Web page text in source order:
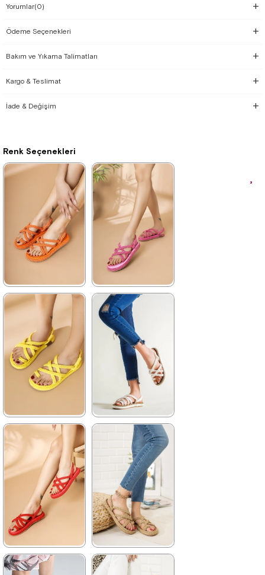
Yorumlar(0)
Ödeme Seçenekleri
Bakım ve Yıkama Talimatları
Kargo & Teslimat
İade & Değişim
Renk Seçenekleri
★ ★ ★
469,90 ₺
%16İndirim
★ ★ ★
559,99 ₺
%16İndirim
★ ★ ★
469,90 ₺
559,99 ₺
%16İndirim
★ ★ ★
469,90 ₺
%16İndirim
Son 1
Ürün
★ ★ ★ ★ ★